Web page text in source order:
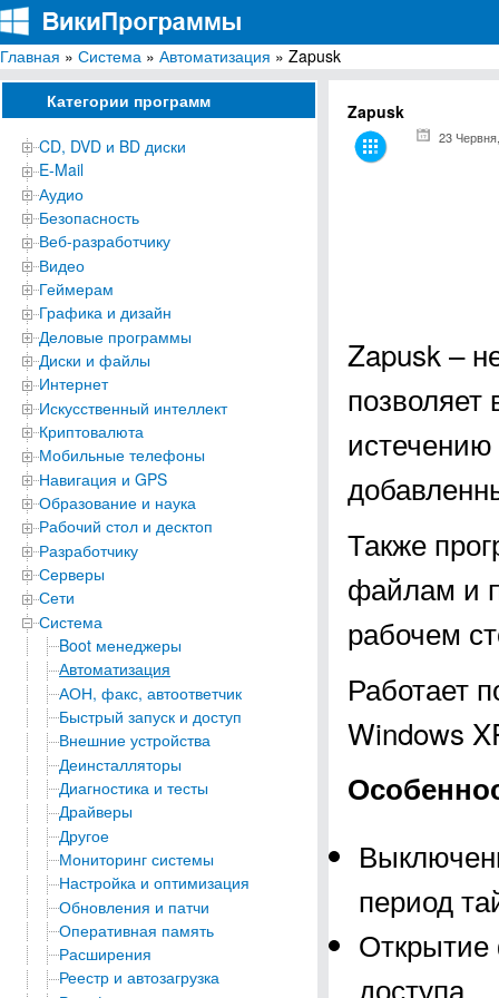
ВикиПрограммы
Энциклопедия бесплатных компьютерных программ для Windows
Главная » Система » Автоматизация » Zapusk
Категории программ
CD, DVD и BD диски
E-Mail
Аудио
Безопасность
Веб-разработчику
Видео
Геймерам
Графика и дизайн
Деловые программы
Диски и файлы
Интернет
Искусственный интеллект
Криптовалюта
Мобильные телефоны
Навигация и GPS
Образование и наука
Рабочий стол и десктоп
Разработчику
Серверы
Сети
Система
Boot менеджеры
Автоматизация
АОН, факс, автоответчик
Быстрый запуск и доступ
Внешние устройства
Деинсталляторы
Диагностика и тесты
Драйверы
Другое
Мониторинг системы
Настройка и оптимизация
Обновления и патчи
Оперативная память
Расширения
Реестр и автозагрузка
Zapusk
23
Zapusk –
позволяет
Также
файлам и
рабочем
Работает
Windows
период
Открытие
доступа.